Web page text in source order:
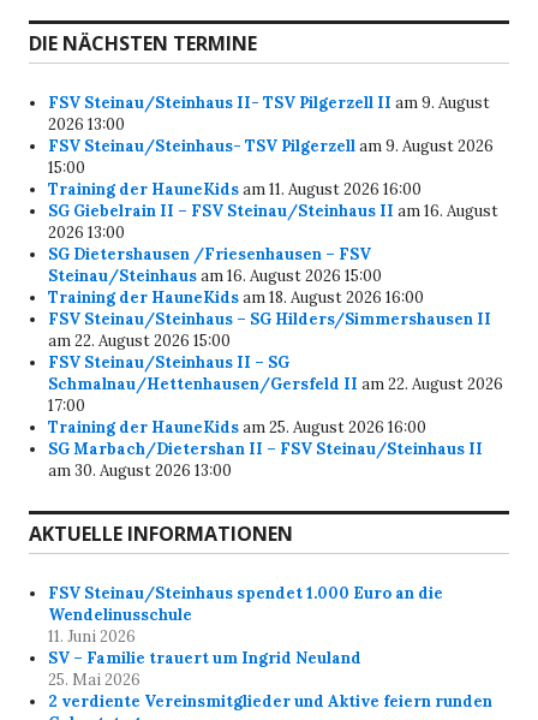
DIE NÄCHSTEN TERMINE
FSV Steinau/Steinhaus II- TSV Pilgerzell II am 9. August
2026 13:00
FSV Steinau/Steinhaus- TSV Pilgerzellam 9. August 2026
15:00
Training der HauneKidsam 11. August 2026 16:00
SG Giebelrain II – FSV Steinau/Steinhaus II am 16. August
2026 13:00
SG Dietershausen /Friesenhausen – FSV
Steinau/Steinhausam 16. August 2026 15:00
Training der HauneKidsam 18. August 2026 16:00
FSV Steinau/Steinhaus – SG Hilders/Simmershausen II
am 22. August 2026 15:00
FSV Steinau/Steinhaus II – SG
Schmalnau/Hettenhausen/Gersfeld II am 22. August 2026
17:00
Training der HauneKidsam 25. August 2026 16:00
SG Marbach/Dietershan II – FSV Steinau/Steinhaus II
am 30. August 2026 13:00
AKTUELLE INFORMATIONEN
FSV Steinau/Steinhaus spendet 1.000 Euro an die
Wendelinusschule
11. Juni 2026
SV – Familie trauert um Ingrid Neuland
25. Mai 2026
2 verdiente Vereinsmitglieder und Aktive feiern runden